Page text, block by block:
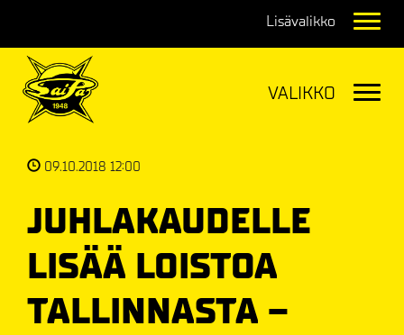
09.10.2018 12:00
JUHLAKAUDELLE
LISÄÄ LOISTOA
TALLINNASTA –